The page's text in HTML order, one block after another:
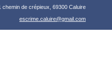
chemin de crépieux, 69300 Caluire
escrime.caluire@gmail.com